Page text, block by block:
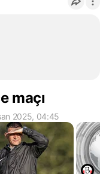
maçı
2025, 04:45